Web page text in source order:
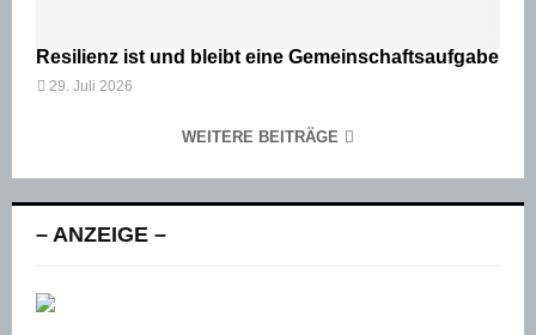
Resilienz ist und bleibt eine Gemeinschaftsaufgabe
29. Juli 2026
WEITERE BEITRÄGE
– ANZEIGE –